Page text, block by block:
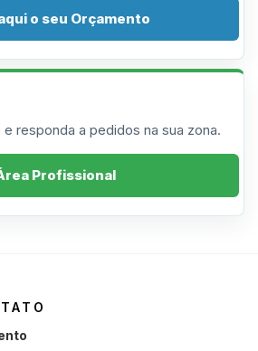
o seu Orçamento
responda a pedidos na sua zona.
Profissional